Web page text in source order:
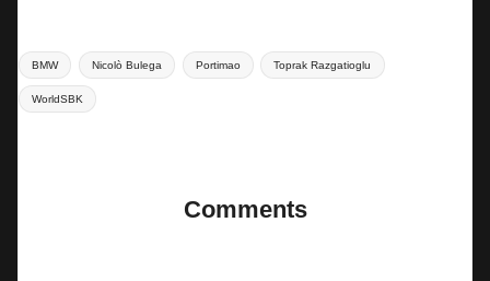
Tags:
BMW Nicolò Bulega Portimao Toprak Razgatioglu
WorldSBK
Comments